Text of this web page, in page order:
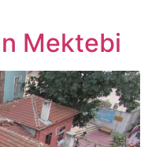
Mektebi